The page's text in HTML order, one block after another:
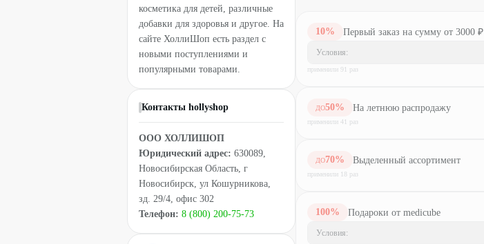
косметика для детей, различные
добавки для здоровья и другое. На
сайте ХоллиШоп есть раздел с
новыми поступлениями и
популярными товарами.
Контакты hollyshop
ООО ХОЛЛИШОП
Юридический адрес: 630089,
Новосибирская Область, г
Новосибирск, ул Кошурникова,
зд. 29/4, офис 302
Телефон: 8 (800) 200-75-73
10% Первый заказ на сумму от 3000 ₽
Условия:
применили 91 раз
ДО50% На летнюю распродажу
применили 41 раз
ДО70% Выделенный ассортимент
применили 18 раз
100% Подароки от medicube
Условия: